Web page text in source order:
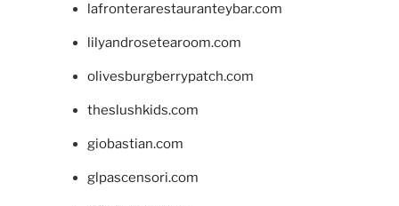
lafronterarestauranteybar.com
lilyandrosetearoom.com
olivesburgberrypatch.com
theslushkids.com
giobastian.com
glpascensori.com